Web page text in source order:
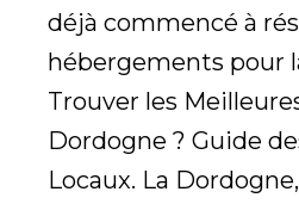
déjà commencé à
hébergements pour
Trouver les
Dordogne ? Guide
Locaux. La